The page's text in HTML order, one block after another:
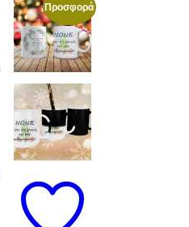
Προσφορά